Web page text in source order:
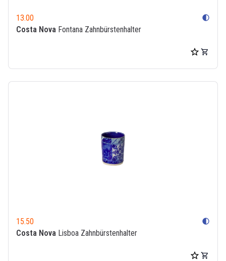
13.00 contrast
Costa Nova Fontana Zahnbürstenhalter
15.50 contrast
Costa Nova Lisboa Zahnbürstenhalter